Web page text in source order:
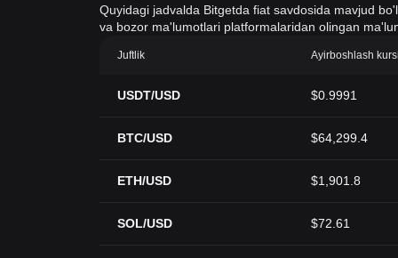
Quyidagi jadvalda Bitgetda fiat savdosida mavjud
va bozor ma'lumotlari platformalaridan olingan
Juftlik Ayirboshlash
USDT/USD $0.9991
BTC/USD $64,299.4
ETH/USD $1,901.8
SOL/USD $72.61